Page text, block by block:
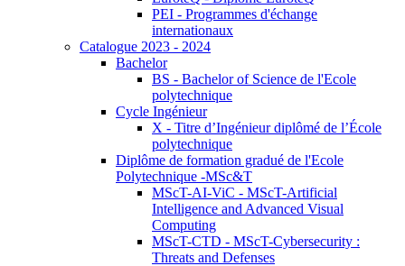
PEI - Programmes d'échange
internationaux
Catalogue 2023 - 2024
Bachelor
BS - Bachelor of Science de l'Ecole
polytechnique
Cycle Ingénieur
X - Titre d’Ingénieur diplômé de l’École
polytechnique
Diplôme de formation gradué de l'Ecole
Polytechnique -MSc&T
MScT-AI-ViC - MScT-Artificial
Intelligence and Advanced Visual
Computing
MScT-CTD - MScT-Cybersecurity :
Threats and Defenses